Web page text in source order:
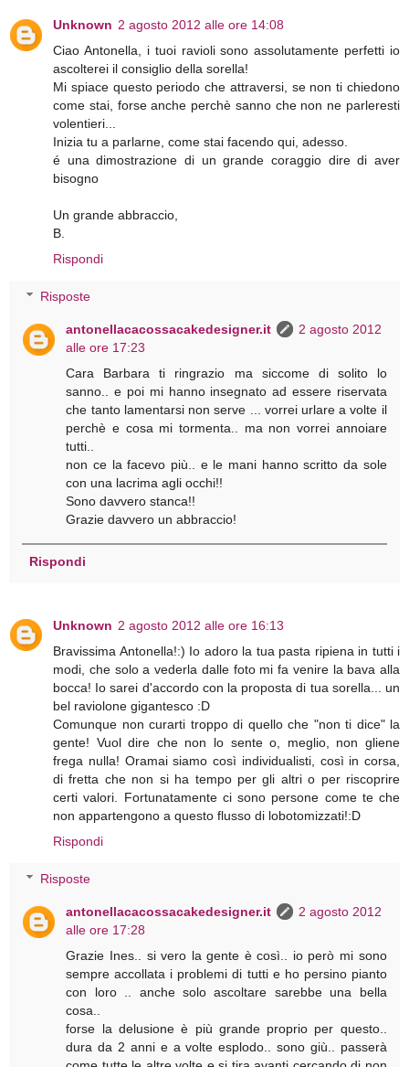
Unknown 2 agosto 2012 alle ore 14:08
Ciao Antonella, i tuoi ravioli sono assolutamente perfetti io
ascolterei il consiglio della sorella!
Mi spiace questo periodo che attraversi, se non ti chiedono
come stai, forse anche perchè sanno che non ne parleresti
volentieri...
Inizia tu a parlarne, come stai facendo qui, adesso.
é una dimostrazione di un grande coraggio dire di aver
bisogno
Un grande abbraccio,
B.
Rispondi
Risposte
antonellacacossacakedesigner.it
2 agosto 2012
alle ore 17:23
Cara Barbara ti ringrazio ma siccome di solito lo
sanno.. e poi mi hanno insegnato ad essere riservata
che tanto lamentarsi non serve ... vorrei urlare a volte il
perchè e cosa mi tormenta.. ma non vorrei annoiare
tutti..
non ce la facevo più.. e le mani hanno scritto da sole
con una lacrima agli occhi!!
Sono davvero stanca!!
Grazie davvero un abbraccio!
Rispondi
Unknown 2 agosto 2012 alle ore 16:13
Bravissima Antonella!:) Io adoro la tua pasta ripiena in tutti i
modi, che solo a vederla dalle foto mi fa venire la bava alla
bocca! Io sarei d'accordo con la proposta di tua sorella... un
bel raviolone gigantesco :D
Comunque non curarti troppo di quello che "non ti dice" la
gente! Vuol dire che non lo sente o, meglio, non gliene
frega nulla! Oramai siamo così individualisti, così in corsa,
di fretta che non si ha tempo per gli altri o per riscoprire
certi valori. Fortunatamente ci sono persone come te che
non appartengono a questo flusso di lobotomizzati!:D
Rispondi
Risposte
antonellacacossacakedesigner.it
2 agosto 2012
alle ore 17:28
Grazie Ines.. si vero la gente è così.. io però mi sono
sempre accollata i problemi di tutti e ho persino pianto
con loro .. anche solo ascoltare sarebbe una bella
cosa..
forse la delusione è più grande proprio per questo..
dura da 2 anni e a volte esplodo.. sono giù.. passerà